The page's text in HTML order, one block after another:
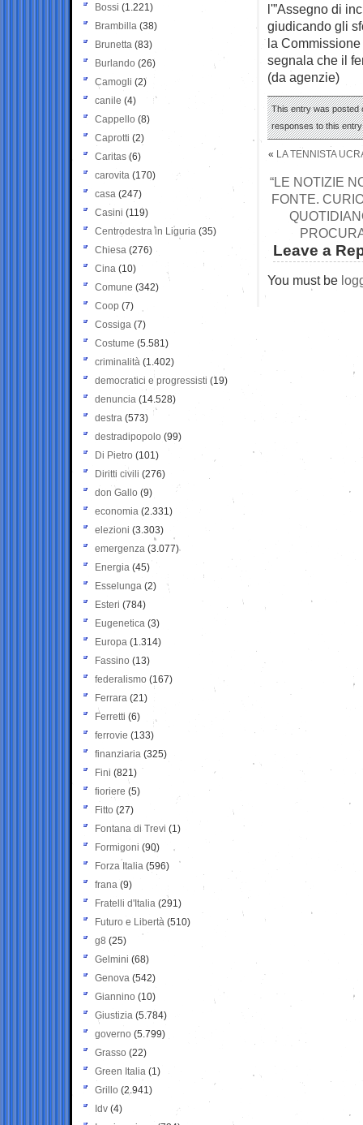
l'”Assegno di
giudicando gli
la
segnala che il
(da agenzie)
This entry was posted
responses to this
« LA TENNISTA
“LE NOTIZIE
FONTE.
Leave a
You must be
Bossi (1.221)
Brambilla (38)
Brunetta (83)
Burlando (26)
Camogli (2)
canile (4)
Cappello (8)
Caprotti (2)
Caritas (6)
carovita (170)
casa (247)
Casini (119)
Centrodestra in Liguria (35)
Chiesa (276)
Cina (10)
Comune (342)
Coop (7)
Cossiga (7)
Costume (5.581)
criminalità (1.402)
democratici e progressisti (19)
denuncia (14.528)
destra (573)
destradipopolo (99)
Di Pietro (101)
Diritti civili (276)
don Gallo (9)
economia (2.331)
elezioni (3.303)
emergenza (3.077)
Energia (45)
Esselunga (2)
Esteri (784)
Eugenetica (3)
Europa (1.314)
Fassino (13)
federalismo (167)
Ferrara (21)
Ferretti (6)
ferrovie (133)
finanziaria (325)
Fini (821)
fioriere (5)
Fitto (27)
Fontana di Trevi (1)
Formigoni (90)
Forza Italia (596)
frana (9)
Fratelli d'Italia (291)
Futuro e Libertà (510)
g8 (25)
Gelmini (68)
Genova (542)
Giannino (10)
Giustizia (5.784)
governo (5.799)
Grasso (22)
Green Italia (1)
Grillo (2.941)
Idv (4)